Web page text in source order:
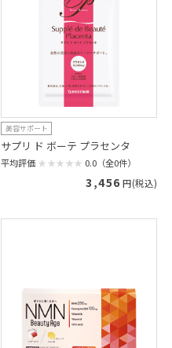
美容サポート
サプリ ド ボーテ プラセンタ
平均評価 0.0（全0件）
3,456 円(税込)